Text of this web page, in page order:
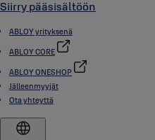
Siirry pääsisältöön
ABLOY yrityksenä
ABLOY CORE
ABLOY ONESHOP
Jälleenmyyjät
Ota yhteyttä